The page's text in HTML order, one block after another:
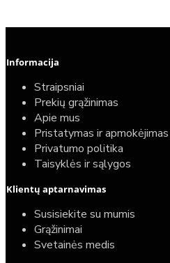
Informacija
Straipsniai
Prekių grąžinimas
Apie mus
Pristatymas ir apmokėjimas
Privatumo politika
Taisyklės ir sąlygos
Klientų aptarnavimas
Susisiekite su mumis
Grąžinimai
Svetainės medis